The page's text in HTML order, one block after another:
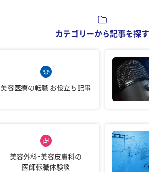
カテゴリーから記事を探す
美容医療の転職 お役立ち記事
美容外科・美容皮膚科の
医師転職体験談